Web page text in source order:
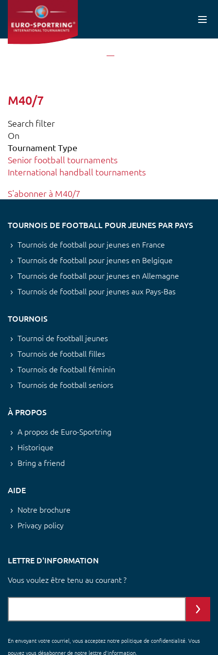
Aller au contenu principal
M40/7
Search filter
On
Tournament Type
Senior football tournaments
International handball tournaments
S'abonner à M40/7
TOURNOIS DE FOOTBALL POUR JEUNES PAR PAYS
Tournois de football pour jeunes en France
Tournois de football pour jeunes en Belgique
Tournois de football pour jeunes en Allemagne
Tournois de football pour jeunes aux Pays-Bas
TOURNOIS
Tournoi de football jeunes
Tournois de football filles
Tournois de football féminin
Tournois de football seniors
À PROPOS
A propos de Euro-Sportring
Historique
Bring a friend
AIDE
Notre brochure
Privacy policy
LETTRE D'INFORMATION
Vous voulez être tenu au courant ?
En envoyant votre courriel, vous acceptez notre politique de confidentialité . Vous
pouvez vous désabonner de notre lettre d'information.